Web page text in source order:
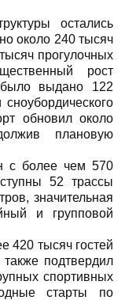
остались
около 240 тысяч
прогулочных
рост
выдано 122
обновил около
плановую
с более чем 570
52 трассы
значительная
и групповой
420 тысяч гостей
подтвердил
спортивных
старты по